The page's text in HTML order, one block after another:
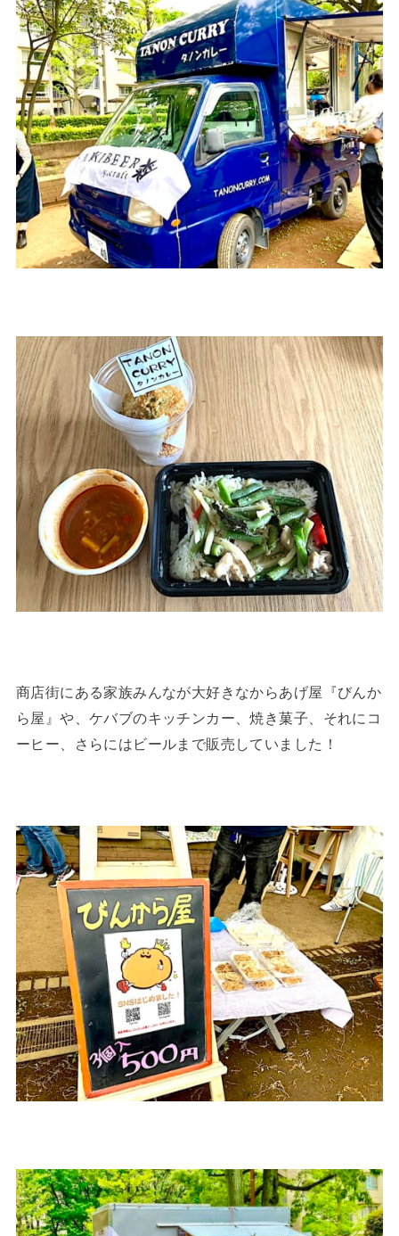
商店街にある家族みんなが大好きなからあげ屋『びんか
ら屋』や、ケバブのキッチンカー、焼き菓子、それにコ
ーヒー、さらにはビールまで販売していました！